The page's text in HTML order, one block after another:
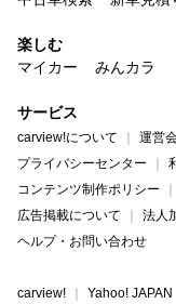
楽しむ
マイカー
みんカラ
サービス
carview!について 運営
プライバシーセンター
コンテンツ制作ポリシー
広告掲載について
法人
ヘルプ・お問い合わせ
carview! Yahoo! JAPAN